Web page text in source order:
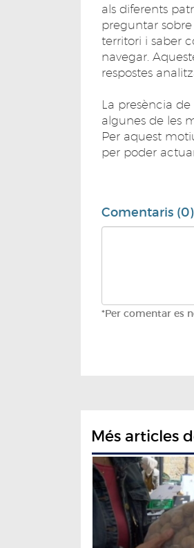
als diferents
preguntar
territori i saber
navegar.
respostes
La presència
algunes de les
Per aquest
per poder
Comentaris (0)
*Per comentar es
Més articles